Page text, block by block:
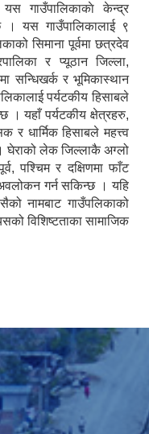
गाउँपालिकाकाे केन्द्र
। यस गाउँपालिकालाई ९
सिमाना पूर्वमा छत्रदेव
र प्यूठान जिल्ला,
सन्धिखर्क र भूमिकास्थान
पर्यटकीय हिसाबले
। यहाँ पर्यटकीय क्षेत्रहरु,
र धार्मिक हिसाबले महत्त्व
लेक जिल्लाकै अग्लो
पश्चिम र दक्षिणमा फाँट
गर्न सकिन्छ । यहि
नामबाट गाउँपलिकाको
विशिष्टताका सामाजिक